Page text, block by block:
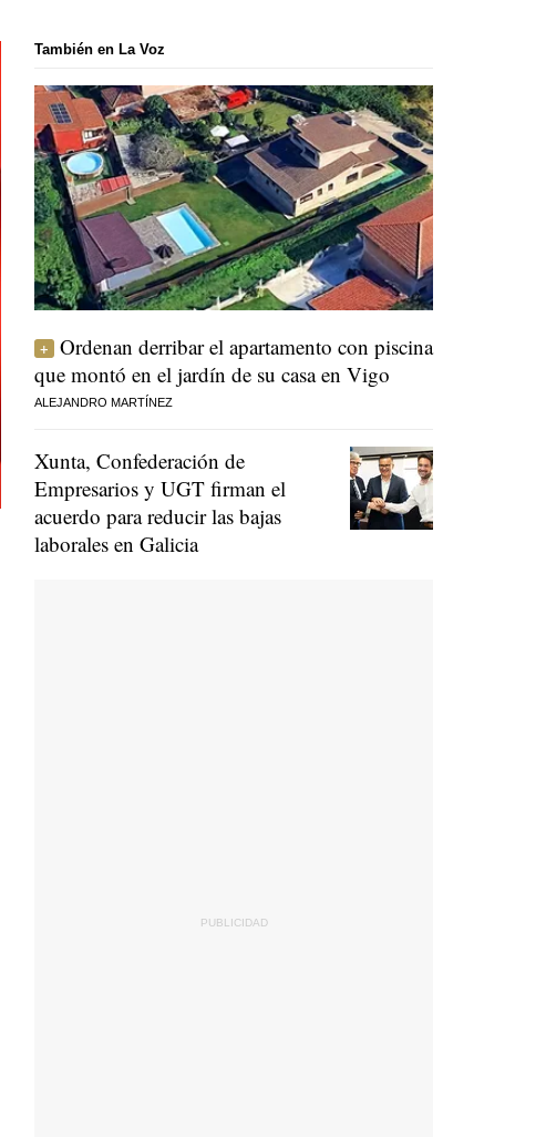
También en La Voz
Ordenan derribar el apartamento con piscina
que montó en el jardín de su casa en Vigo
ALEJANDRO MARTÍNEZ
Xunta, Confederación de
Empresarios y UGT firman el
acuerdo para reducir las bajas
laborales en Galicia